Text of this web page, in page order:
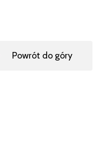
Powrót do góry